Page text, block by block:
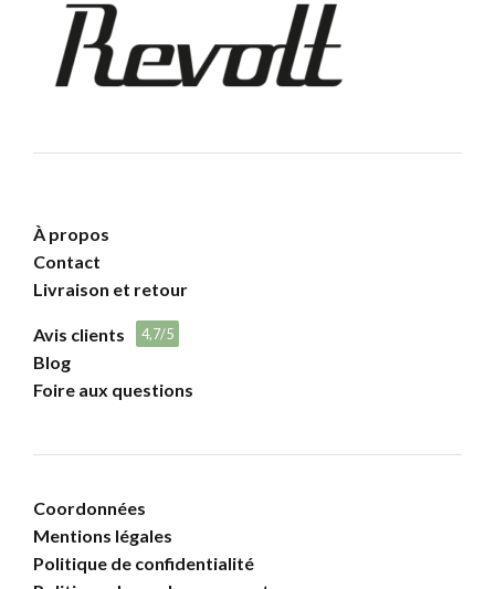
À propos
Contact
Livraison et retour
Avis clients 4,7/5
Blog
Foire aux questions
Coordonnées
Mentions légales
Politique de confidentialité